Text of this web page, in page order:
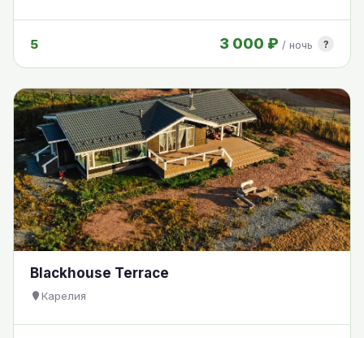
5 3 000 ₽ / ночь ?
Blackhouse Terrace
Карелия